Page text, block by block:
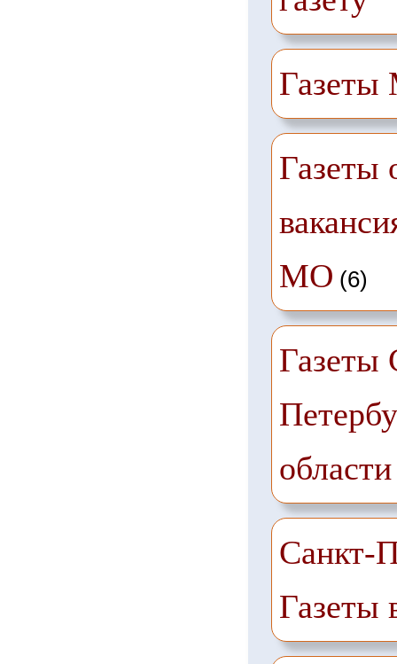
Газеты
МО (6)
Газеты
области
Санкт-
Газеты